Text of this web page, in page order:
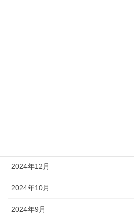
2024年12月
2024年10月
2024年9月